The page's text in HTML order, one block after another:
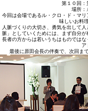
第１０回：
場所：
今回は会場であるル・クロ・ド・マ
味しいお料
人脈づくりの大切さ、勇気を出して
脈」としていくためには、まず自分
長者の方からは若いうちはものでは
ア
最後に原田会長の伴奏で、次回ま